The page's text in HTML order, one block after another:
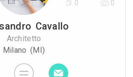
Cavallo
Architetto
Milano (MI)
0 0